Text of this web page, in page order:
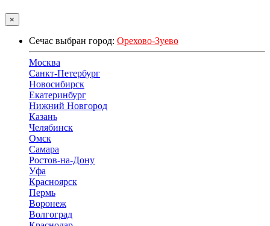
×
Сечас выбран город: Орехово-Зуево
Москва
Санкт-Петербург
Новосибирск
Екатеринбург
Нижний Новгород
Казань
Челябинск
Омск
Самара
Ростов-на-Дону
Уфа
Красноярск
Пермь
Воронеж
Волгоград